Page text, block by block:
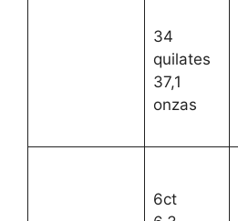
34
quilates
37,1
onzas
6ct